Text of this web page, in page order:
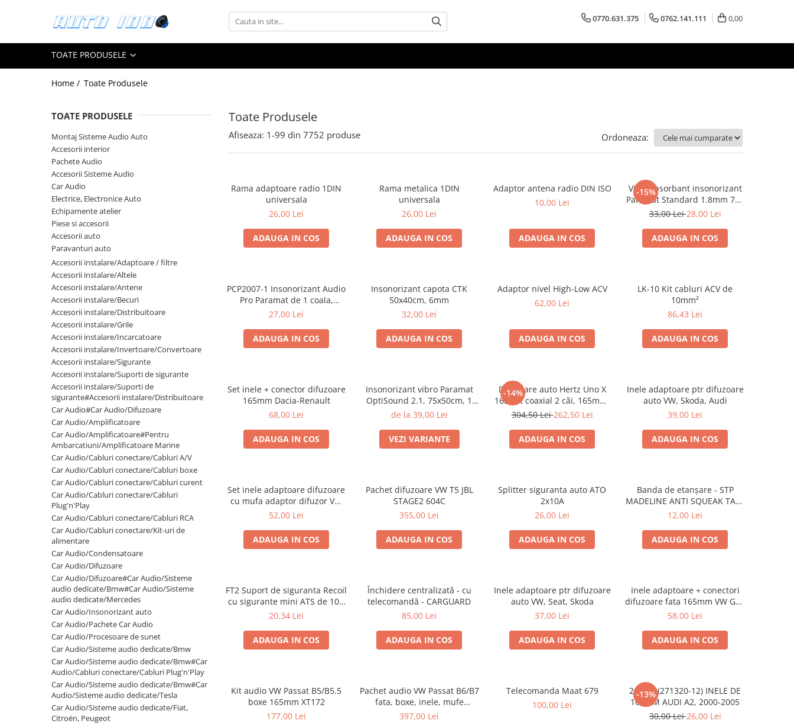
Accesorii interior
Covorase cauciuc auto dedicate
Huse scaun auto dedicate
Odorizant Auto
Plase portbagaj
Tavite portbagaj auto
Pachete Audio
Accesorii Sisteme Audio
Cupla carkit
Cupla radio aftermarket
Cupla radio OEM
Inele boxe auto
Rame radio 1DIN
Rame radio 2DIN
Amplificatoare
CD Playere Auto
Conectori Difuzoare
Difuzoare, boxe auto coaxiale
Difuzoare-Sisteme / Componente
Insonorizant Auto
Vibro absorbant
Subwoofer
Electrice, Electronice Auto
Accesorii alarme auto
Alarme auto Alarme masina
Detectoare Radar
Senzori parcare auto
Echipamente atelier
Consumabile Service
Instrumente Atelier
Set clipsuri auto de plastic
Piese si accesorii
Amortizoare hayon
0770.631.375 0762.141.111 0,00
TOATE PRODUSELE
Home / Toate Produsele
Toate Produsele
TOATE PRODUSELE
Montaj Sisteme Audio Auto
Accesorii interior
Pachete Audio
Accesorii Sisteme Audio
Car Audio
Electrice, Electronice Auto
Echipamente atelier
Piese si accesorii
Accesorii auto
Paravanturi auto
Accesorii instalare/Adaptoare / filtre
Accesorii instalare/Altele
Accesorii instalare/Antene
Accesorii instalare/Becuri
Accesorii instalare/Distribuitoare
Accesorii instalare/Grile
Accesorii instalare/Incarcatoare
Accesorii instalare/Invertoare/Convertoare
Accesorii instalare/Sigurante
Accesorii instalare/Suporti de sigurante
Accesorii instalare/Suporti de
sigurante#Accesorii instalare/Distribuitoare
Car Audio#Car Audio/Difuzoare
Car Audio/Amplificatoare
Car Audio/Amplificatoare#Pentru
Ambarcatiuni/Amplificatoare Marine
Car Audio/Cabluri conectare/Cabluri A/V
Car Audio/Cabluri conectare/Cabluri boxe
Car Audio/Cabluri conectare/Cabluri curent
Car Audio/Cabluri conectare/Cabluri
Plug'n'Play
Car Audio/Cabluri conectare/Cabluri RCA
Car Audio/Cabluri conectare/Kit-uri de
alimentare
Car Audio/Condensatoare
Car Audio/Difuzoare
Car Audio/Difuzoare#Car Audio/Sisteme
audio dedicate/Bmw#Car Audio/Sisteme
audio dedicate/Mercedes
Car Audio/Insonorizant auto
Car Audio/Pachete Car Audio
Car Audio/Procesoare de sunet
Car Audio/Sisteme audio dedicate/Bmw
Car Audio/Sisteme audio dedicate/Bmw#Car
Audio/Cabluri conectare/Cabluri Plug'n'Play
Car Audio/Sisteme audio dedicate/Bmw#Car
Audio/Sisteme audio dedicate/Tesla
Car Audio/Sisteme audio dedicate/Fiat,
Citroën, Peugeot
Afiseaza: 1-99 din 7752 produse Ordoneaza:
Rama adaptoare radio 1DIN
universala
26,00 Lei
ADAUGA IN COS
Rama metalica 1DIN
universala
26,00 Lei
ADAUGA IN COS
Adaptor antena radio DIN ISO
10,00 Lei
ADAUGA IN COS
-15%
Vibroabsorbant insonorizant
Paramat Standard 1.8mm 70x
50cm, 1 coala PCP1006-1
33,00 Lei28,00 Lei
ADAUGA IN COS
PCP2007-1 Insonorizant Audio
Pro Paramat de 1 coala,
spuma de 6mm grosime,
27,00 Lei
ADAUGA IN COS
Insonorizant capota CTK
50x40cm, 6mm
32,00 Lei
ADAUGA IN COS
Adaptor nivel High-Low ACV
62,00 Lei
ADAUGA IN COS
LK-10 Kit cabluri ACV de
10mm²
86,43 Lei
ADAUGA IN COS
Set inele + conector difuzoare
165mm Dacia-Renault
68,00 Lei
ADAUGA IN COS
Insonorizant vibro Paramat
OptiSound 2.1, 75x50cm, 1
coala
de la 39,00 Lei
VEZI VARIANTE
-14%
Difuzoare auto Hertz Uno X
165 set coaxial 2 căi, 165mm,
55W RMS, 4Ω, set 2 difuzoare
304,50 Lei262,50 Lei
ADAUGA IN COS
Inele adaptoare ptr difuzoare
auto VW, Skoda, Audi
39,00 Lei
ADAUGA IN COS
Set inele adaptoare difuzoare
cu mufa adaptor difuzor VW
Passat B5/B5.5
52,00 Lei
ADAUGA IN COS
Pachet difuzoare VW T5 JBL
STAGE2 604C
355,00 Lei
ADAUGA IN COS
Splitter siguranta auto ATO
2x10A
26,00 Lei
ADAUGA IN COS
Banda de etanșare - STP
MADELINE ANTI SQUEAK TAPE
- 15 x 2000mm
12,00 Lei
ADAUGA IN COS
FT2 Suport de siguranta Recoil
cu sigurante mini ATS de 10A
si 20A
20,34 Lei
ADAUGA IN COS
Închidere centralizată - cu
telecomandă - CARGUARD
85,00 Lei
ADAUGA IN COS
Inele adaptoare ptr difuzoare
auto VW, Seat, Skoda
37,00 Lei
ADAUGA IN COS
Inele adaptoare + conectori
difuzoare fata 165mm VW Golf
V, VI
58,00 Lei
ADAUGA IN COS
Kit audio VW Passat B5/B5.5
boxe 165mm XT172
177,00 Lei
Pachet audio VW Passat B6/B7
fata, boxe, inele, mufe
adaptoare JBL STAGE2 604C
397,00 Lei
Telecomanda Maat 679
100,00 Lei
-13%
20.450 (271320-12) INELE DE
16.5CM AUDI A2, 2000-2005
30,00 Lei26,00 Lei